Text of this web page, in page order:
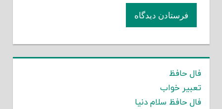
فال حافظ
تعبیر خواب
فال حافظ سلام دنیا